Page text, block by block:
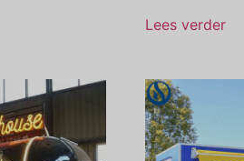
Lees verder